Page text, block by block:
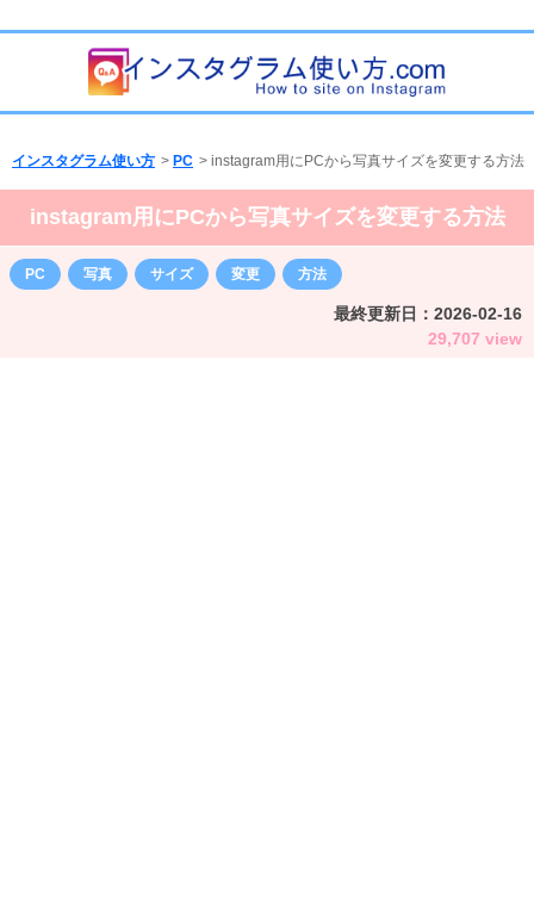
インスタグラム使い方 > PC > instagram用にPCから写真サイズを変更する方法
instagram用にPCから写真サイズを変更する方法
PC 写真 サイズ 変更 方法
最終更新日： 2026-02-16
29,707 view